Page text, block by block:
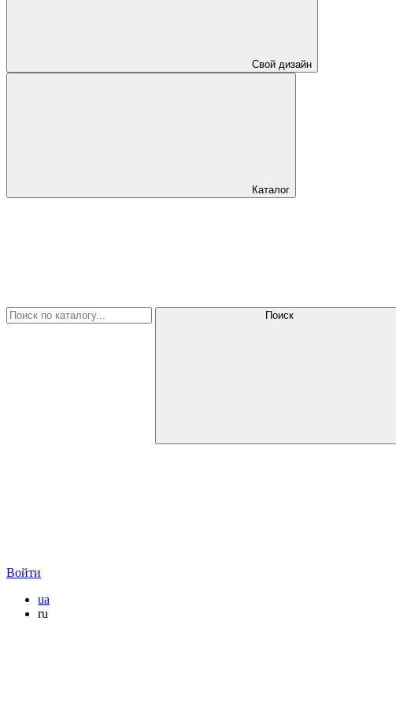
Свой дизайн
Каталог
Поиск
Войти
ua
ru